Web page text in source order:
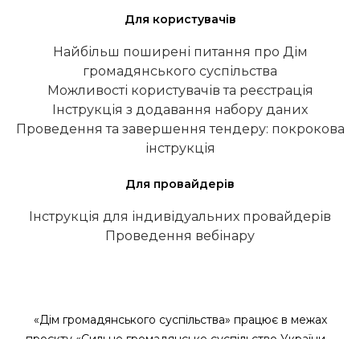
Для користувачів
Найбільш поширені питання про Дім
громадянського суспільства
Можливості користувачів та реєстрація
Інструкція з додавання набору даних
Проведення та завершення тендеру: покрокова
інструкція
Для провайдерів
Інструкція для індивідуальних провайдерів
Проведення вебінару
«Дім громадянського суспільства» працює в межах